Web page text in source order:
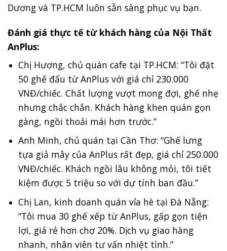
Dương và TP.HCM luôn sẵn sàng phục vụ bạn.
Đánh giá thực tế từ khách hàng của Nội Thất
AnPlus:
Chị Hương, chủ quán cafe tại TP.HCM: “Tôi đặt
50 ghế đẩu từ AnPlus với giá chỉ 230.000
VNĐ/chiếc. Chất lượng vượt mong đợi, ghế nhẹ
nhưng chắc chắn. Khách hàng khen quán gọn
gàng, ngồi thoải mái hơn trước.”
Anh Minh, chủ quán tại Cần Thơ: “Ghế lưng
tựa giả mây của AnPlus rất đẹp, giá chỉ 250.000
VNĐ/chiếc. Khách ngồi lâu không mỏi, tôi tiết
kiệm được 5 triệu so với dự tính ban đầu.”
Chị Lan, kinh doanh quán vỉa hè tại Đà Nẵng:
“Tôi mua 30 ghế xếp từ AnPlus, gấp gọn tiện
lợi, giá rẻ hơn chợ 20%. Dịch vụ giao hàng
nhanh, nhân viên tư vấn nhiệt tình.”